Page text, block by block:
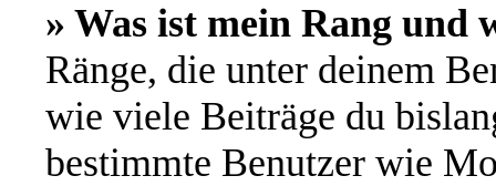
» Was ist mein Rang und
Ränge, die unter deinem
wie viele Beiträge du
bestimmte Benutzer wie